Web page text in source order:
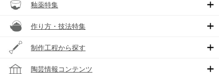
釉薬特集
作り方・技法特集
制作工程から探す
陶芸情報コンテンツ